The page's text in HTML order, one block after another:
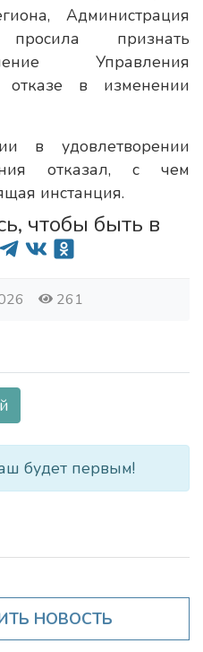
Администрация
признать
Управления
отказе в изменении
в удовлетворении
отказал, с чем
инстанция.
чтобы быть в
261
будет первым!
НОВОСТЬ